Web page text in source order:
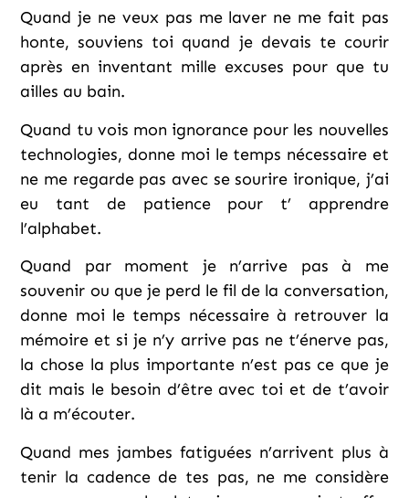
Quand je ne veux pas me laver ne me fait pas
honte, souviens toi quand je devais te courir
après en inventant mille excuses pour que tu
ailles au bain.
Quand tu vois mon ignorance pour les nouvelles
technologies, donne moi le temps nécessaire et
ne me regarde pas avec se sourire ironique, j’ai
eu tant de patience pour t’ apprendre
l’alphabet.
Quand par moment je n’arrive pas à me
souvenir ou que je perd le fil de la conversation,
donne moi le temps nécessaire à retrouver la
mémoire et si je n’y arrive pas ne t’énerve pas,
la chose la plus importante n’est pas ce que je
dit mais le besoin d’être avec toi et de t’avoir
là a m’écouter.
Quand mes jambes fatiguées n’arrivent plus à
tenir la cadence de tes pas, ne me considère